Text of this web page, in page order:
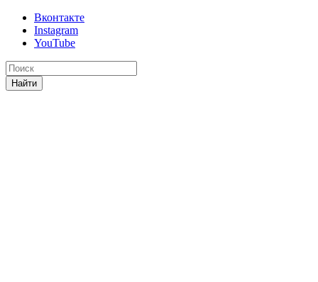
Вконтакте
Instagram
YouTube
Найти